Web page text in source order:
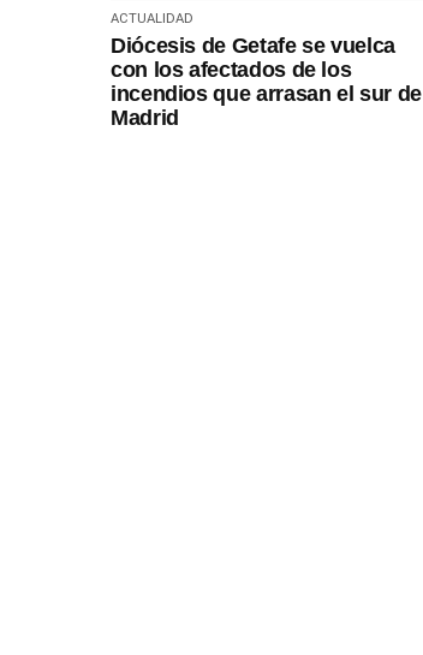
ACTUALIDAD
Diócesis de Getafe se vuelca
con los afectados de los
incendios que arrasan el sur de
Madrid